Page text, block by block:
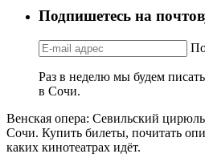
Подпишетесь на
Раз в неделю мы будем
в Сочи.
Венская опера: Севильский
Сочи. Купить билеты, почитать
каких кинотеатрах идёт.